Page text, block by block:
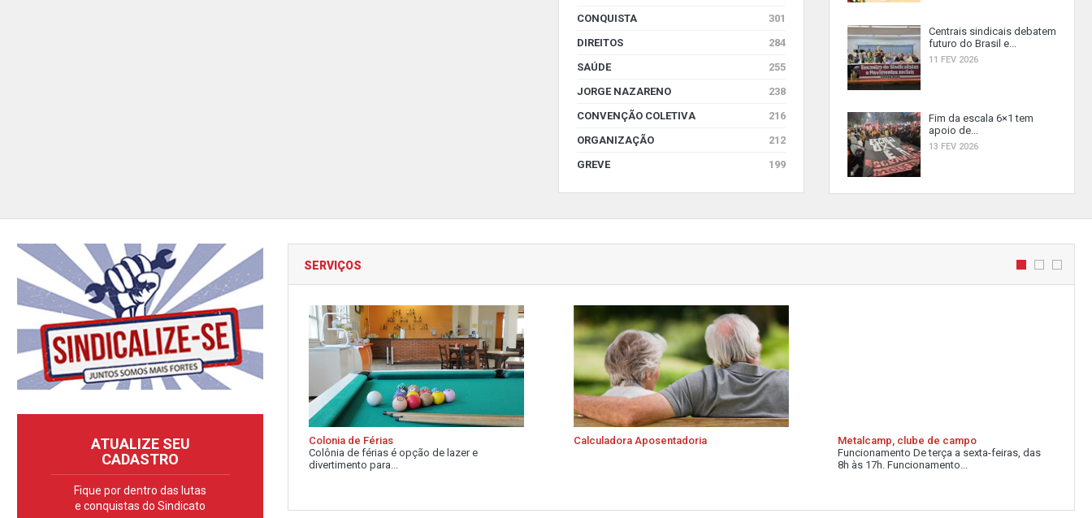
CONQUISTA
301
DIREITOS
284
SAÚDE
255
JORGE NAZARENO
238
CONVENÇÃO COLETIVA
216
ORGANIZAÇÃO
212
GREVE
199
Centrais sindicais debatem
futuro do Brasil e...
11 FEV 2026
Fim da escala 6×1 tem
apoio de...
13 FEV 2026
ATUALIZE SEU
CADASTRO
Fique por dentro das lutas
e conquistas do Sindicato
SERVIÇOS
Colonia de Férias
Colônia de férias é opção de lazer e
divertimento para...
Calculadora Aposentadoria
Metalcamp, clube de campo
Funcionamento De terça a sexta-feiras, das
8h às 17h. Funcionamento...